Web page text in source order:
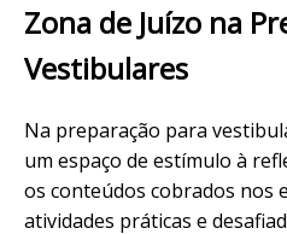
Zona de Juízo na
Vestibulares
Na preparação para
um espaço de estímulo à
os conteúdos cobrados nos
atividades práticas e